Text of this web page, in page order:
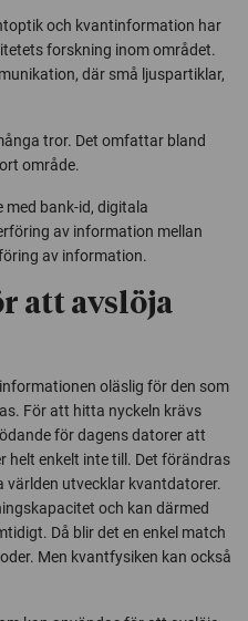
och kvantinformation har
forskning inom området.
där små ljuspartiklar,
tror. Det omfattar bland
område.
med bank-id, digitala
av information mellan
av information.
att avslöja
oläslig för den som
För att hitta nyckeln krävs
för dagens datorer att
helt enkelt inte till. Det förändras
världen utvecklar kvantdatorer.
och kan därmed
Då blir det en enkel match
Men kvantfysiken kan också